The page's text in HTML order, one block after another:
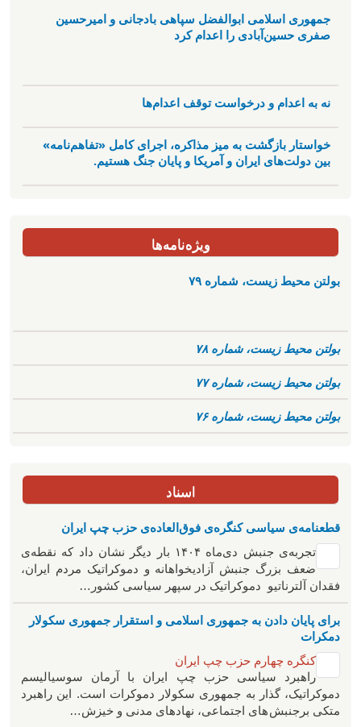
جمهوری اسلامی ابوالفضل سپاهی بادجانی و امیرحسین
صفری حسین‌آبادی را اعدام کرد
نه به اعدام و درخواست توقف اعدام‌ها
خواستار بازگشت به میز مذاکره، اجرای کامل «تفاهم‌نامه»
بین دولت‌های ایران و آمریکا و پایان جنگ هستیم.
ویژه‌نامه‌ها
بولتن محیط زیست، شماره ۷۹
بولتن محیط زیست، شماره ۷۸
بولتن محیط زیست، شماره ۷۷
بولتن محیط زیست، شماره ۷۶
اسناد
قطعنامه‌ی سیاسی کنگره‌ی فوق‌العاده‌ی حزب چپ ایران
تجربه‌ی جنبش دی‌ماه ۱۴۰۴ بار دیگر نشان داد که نقطه‌ی
ضعف بزرگ جنبش آزادیخواهانه و دموکراتیک مردم ایران،
فقدان آلترناتیو دموکراتیک در سپهر سیاسی کشور…
برای پایان دادن به جمهوری اسلامی و استقرار جمهوری سکولار
دمکرات
کنگره چهارم حزب چپ ایران
راهبرد سياسی حزب چپ ایران با آرمان سوسیالیسم
دموکراتیک، گذار به جمهوری سکولار دموکرات است. این راهبرد
متکی برجنبش های اجتماعی، نهادهای مدنی و خیزش‌…